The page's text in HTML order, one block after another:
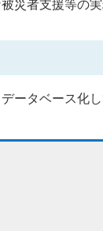
災者支援等の
ータベース化